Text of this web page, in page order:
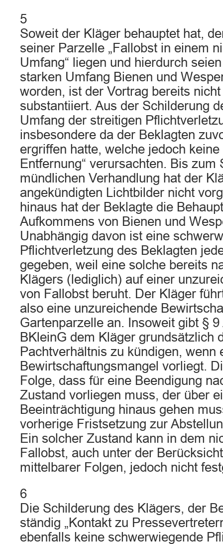
5
Soweit der Kläger behauptet hat,
seiner Parzelle „Fallobst in einem
Umfang“ liegen und hierdurch
starken Umfang Bienen und
worden, ist der Vortrag bereits
substantiiert. Aus der Schilderung
Umfang der streitigen
insbesondere da der Beklagten
ergriffen hatte, welche jedoch keine
Entfernung“ verursachten. Bis zum
mündlichen Verhandlung hat der
angekündigten Lichtbilder nicht
hinaus hat der Beklagte die
Aufkommens von Bienen und
Unabhängig davon ist eine
Pflichtverletzung des Beklagten
gegeben, weil eine solche bereits
Klägers (lediglich) auf einer
von Fallobst beruht. Der Kläger
also eine unzureichende
Gartenparzelle an. Insoweit gibt §
BKleinG dem Kläger grundsätzlich
Pachtverhältnis zu kündigen, wenn
Bewirtschaftungsmangel vorliegt.
Folge, dass für eine Beendigung
Zustand vorliegen muss, der über
Beeinträchtigung hinaus gehen
vorherige Fristsetzung zur
Ein solcher Zustand kann in dem
Fallobst, auch unter der
mittelbarer Folgen, jedoch nicht
6
Die Schilderung des Klägers, der
ständig „Kontakt zu
ebenfalls keine schwerwiegende